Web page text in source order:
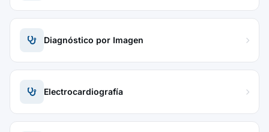
Diagnóstico por Imagen
Electrocardiografía